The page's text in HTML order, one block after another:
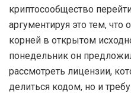
криптосообщество
аргументируя это тем, что
корней в открытом
понедельник он
рассмотреть лицензии,
делиться кодом, но и